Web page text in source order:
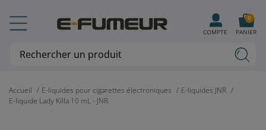
Accueil E-liquides pour cigarettes électroniques
E-liquides JNR
E-liquide Lady Killa 10 mL - JNR
COMPTE PANIER
0